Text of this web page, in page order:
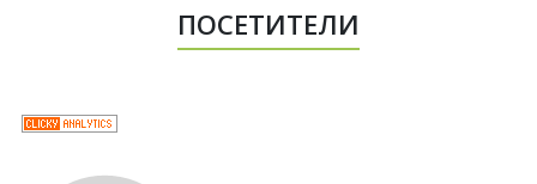
ПОСЕТИТЕЛИ